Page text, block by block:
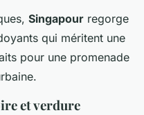
Singapour regorge
qui méritent une
pour une promenade
et verdure